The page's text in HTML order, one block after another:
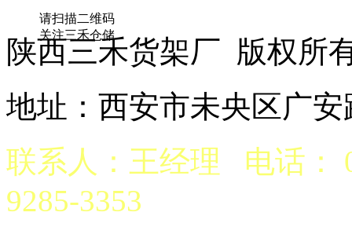
陕西三禾货架厂 版权
地址：西安市未央区广安
联系人：王经理 电话：
9285-3353
请扫描二维码
关注三禾仓储